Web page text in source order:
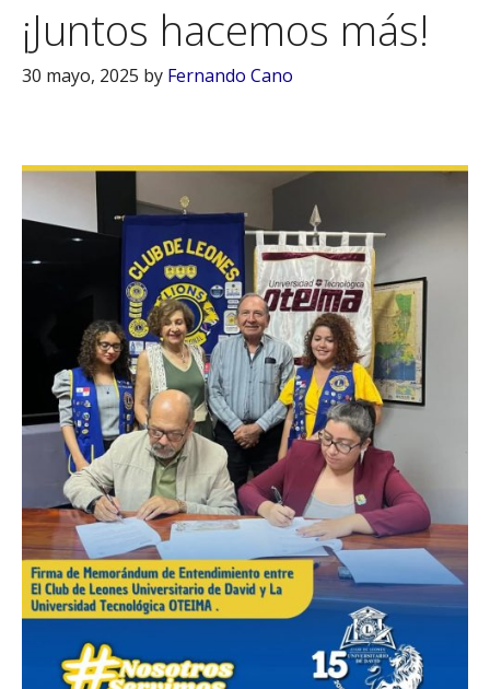
¡Juntos hacemos más!
30 mayo, 2025 by Fernando Cano